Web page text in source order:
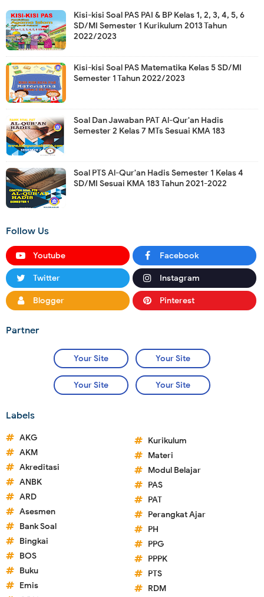
Kisi-kisi Soal PAS PAI & BP Kelas 1, 2, 3, 4, 5, 6
SD/MI Semester 1 Kurikulum 2013 Tahun
2022/2023
Kisi-kisi Soal PAS Matematika Kelas 5 SD/MI
Semester 1 Tahun 2022/2023
Soal Dan Jawaban PAT Al-Qur'an Hadis
Semester 2 Kelas 7 MTs Sesuai KMA 183
Soal PTS Al-Qur'an Hadis Semester 1 Kelas 4
SD/MI Sesuai KMA 183 Tahun 2021-2022
Follow Us
Youtube Facebook
Twitter Instagram
Blogger Pinterest
Partner
Your Site Your Site
Your Site Your Site
Labels
AKG
AKM
Akreditasi
ANBK
ARD
Asesmen
Bank Soal
Bingkai
BOS
Buku
Emis
Kurikulum
Materi
Modul Belajar
PAS
PAT
Perangkat Ajar
PH
PPG
PPPK
PTS
RDM